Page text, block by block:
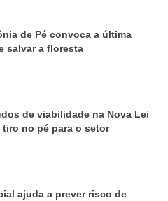
de Pé convoca a última
salvar a floresta
de viabilidade na Nova Lei
tiro no pé para o setor
ajuda a prever risco de